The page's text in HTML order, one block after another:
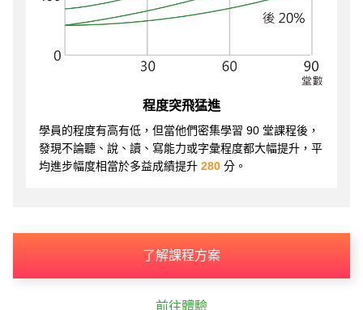
程度突飛猛進
學員的程度有高有低，但當他們密集學習 90 堂課程後，
發現不論聽、說、讀、寫能力或字彙程度都大幅提升，平
均進步幅度相當於多益成績提升 280 分。
了解課程方案
前往體驗